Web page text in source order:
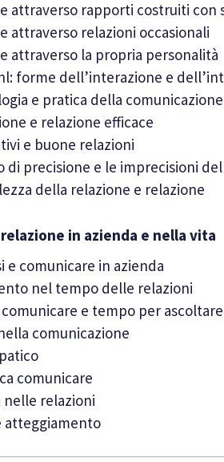
attraverso rapporti costruiti con
attraverso relazioni occasionali
attraverso la propria personalità
forme dell’interazione e
e pratica della comunicazione
e relazione efficace
e buone relazioni
di precisione e le imprecisioni
della relazione e relazione
in azienda e nella vita
e comunicare in azienda
nel tempo delle relazioni
e tempo per ascoltare
comunicazione
comunicare
nelle relazioni
atteggiamento